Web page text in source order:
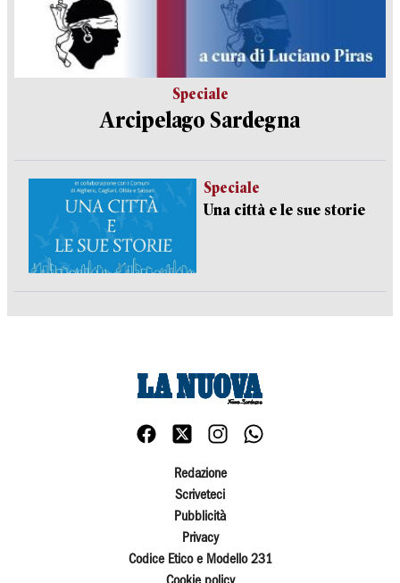
Speciale
Arcipelago Sardegna
Speciale
Una città e le sue storie
Redazione
Scriveteci
Pubblicità
Privacy
Codice Etico e Modello 231